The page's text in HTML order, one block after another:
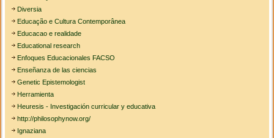
Diversia
Educação e Cultura Contemporânea
Educacao e realidade
Educational research
Enfoques Educacionales FACSO
Enseñanza de las ciencias
Genetic Epistemologist
Herramienta
Heuresis - Investigación curricular y educativa
http://philosophynow.org/
Ignaziana